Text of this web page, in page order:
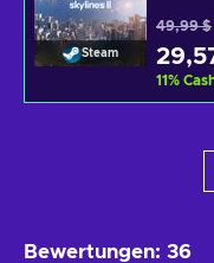
Steam
49,99 $
11%
Bewertungen: 36